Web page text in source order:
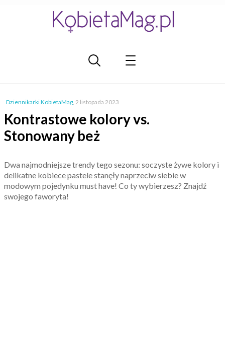
Dziennikarki KobietaMag, 2 listopada 2023
Kontrastowe kolory vs.
Stonowany beż
Dwa najmodniejsze trendy tego sezonu: soczyste żywe kolory i
delikatne kobiece pastele stanęły naprzeciw siebie w
modowym pojedynku must have! Co ty wybierzesz? Znajdź
swojego faworyta!